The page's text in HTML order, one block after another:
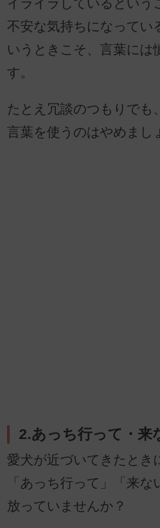
イライラしているという
不安な気持ちになってい
いうときこそ、言葉には
す。
たとえ冗談のつもりでも
言葉を使うのはやめまし
2.あっち行って・来
愛犬が近づいてきたとき
「あっち行って」「来
放っていませんか？